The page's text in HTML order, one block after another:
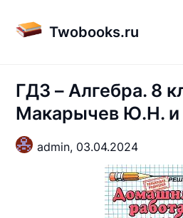
content
Twobooks.ru
ГДЗ – Алгебра. 8
Макарычев Ю.Н. и
admin, 03.04.2024